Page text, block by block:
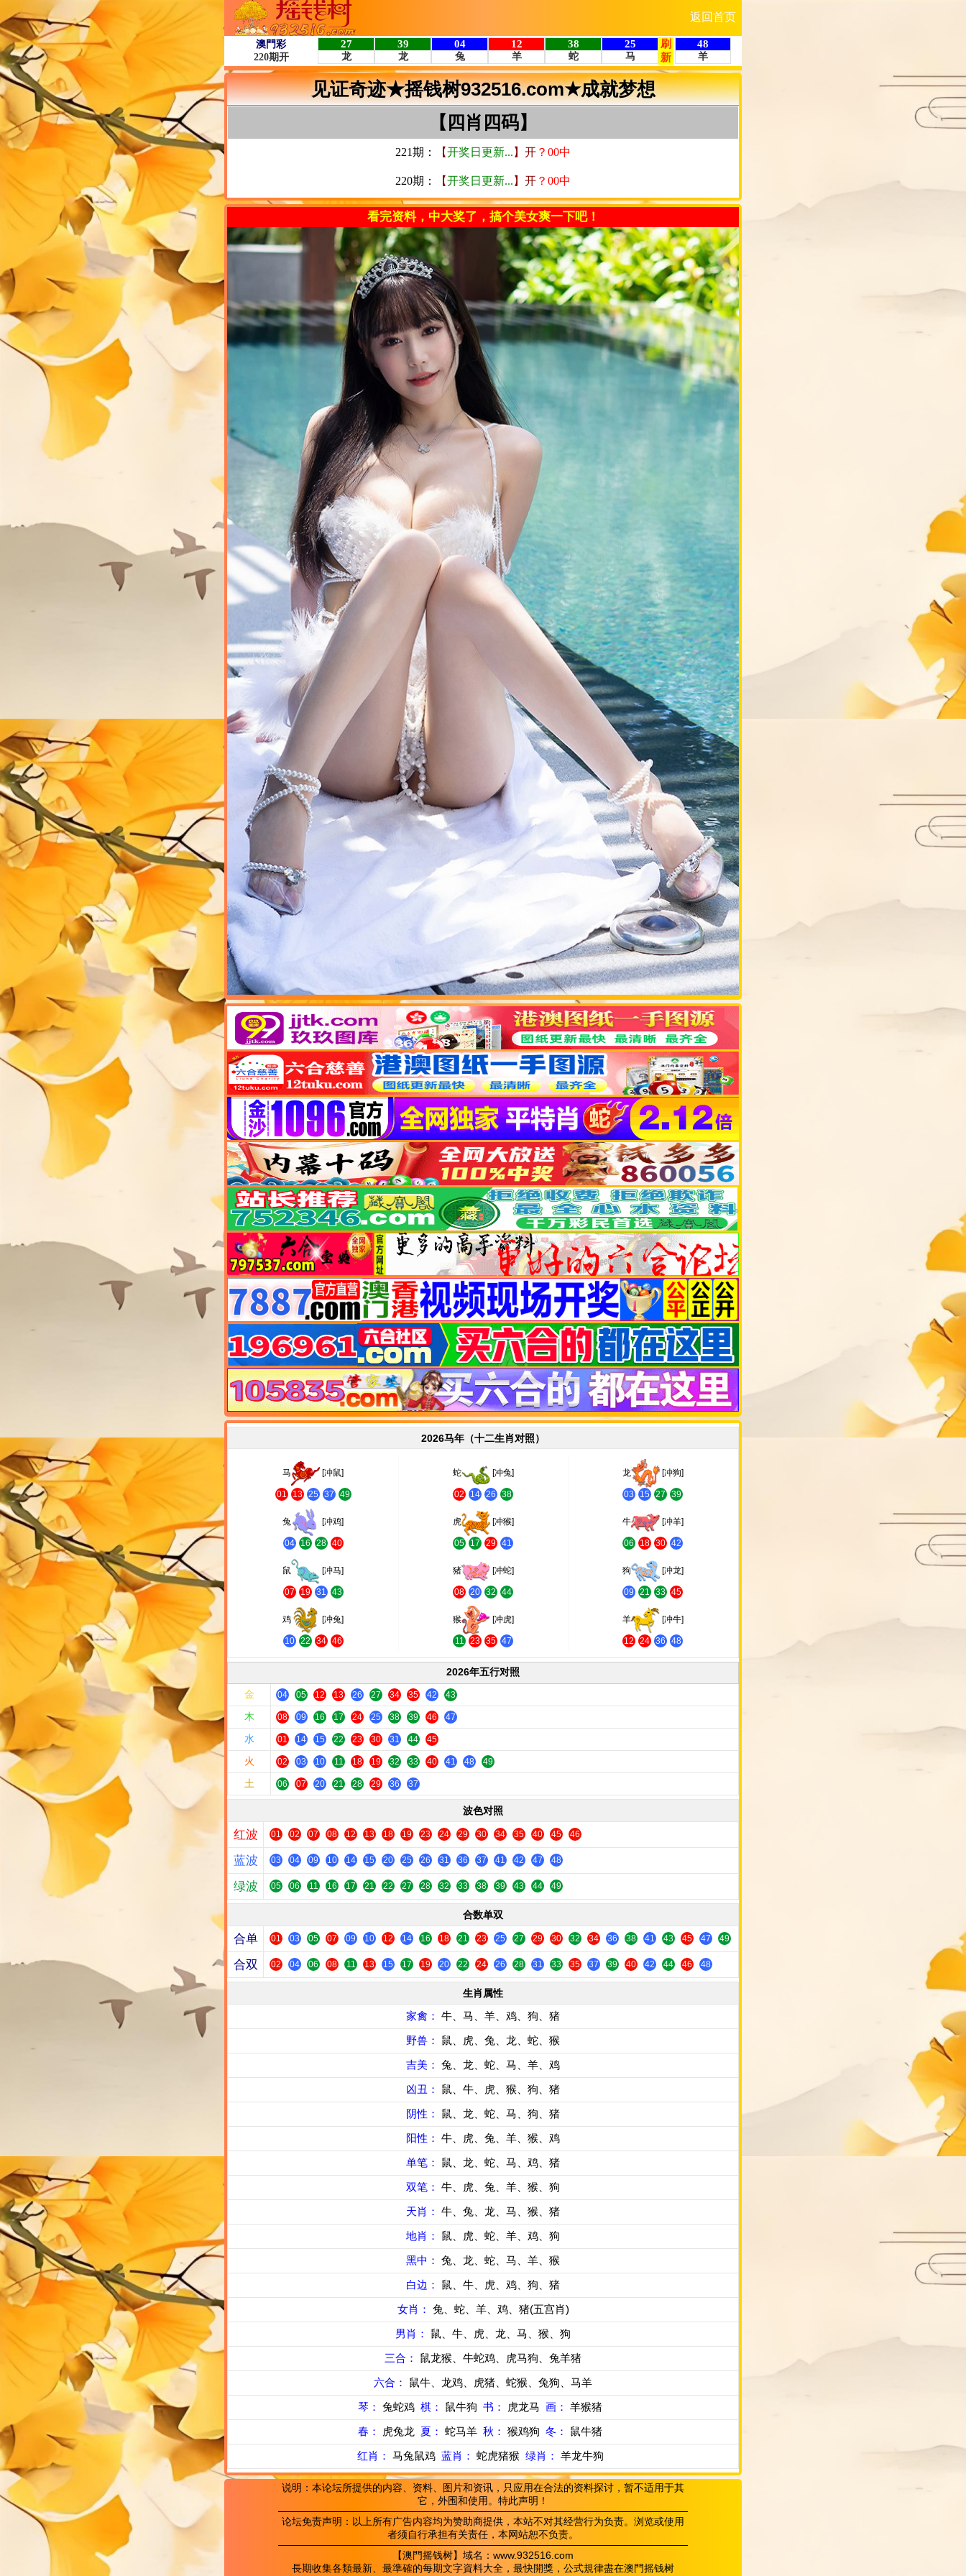
返回首页
见证奇迹★摇钱树932516.com★成就梦想
【四肖四码】
221期 ： 【开奖日更新... 】开 ？00中
220期 ： 【开奖日更新... 】开 ？00中
看完资料，中大奖了，搞个美女爽一下吧！
2026马年（十二生肖对照）
马 [冲鼠]
01 13 25 37 49
蛇 [冲兔]
02 14 26 38
龙 [冲狗]
03 15 27 39
兔 [冲鸡]
04 16 28 40
虎 [冲猴]
05 17 29 41
牛 [冲羊]
06 18 30 42
鼠 [冲马]
07 19 31 43
猪 [冲蛇]
08 20 32 44
狗 [冲龙]
09 21 33 45
鸡 [冲兔]
10 22 34 46
猴 [冲虎]
11 23 35 47
羊 [冲牛]
12 24 36 48
2026年五行对照
金
04 05 12 13 26 27 34 35 42 43
木 08 09 16 17 24 25 38 39 46 47
水 01 14 15 22 23 30 31 44 45
火 02 03 10 11 18 19 32 33 40 41 48 49
土 06 07 20 21 28 29 36 37
波色对照
红波 01 02 07 08 12 13 18 19 23 24 29 30 34 35 40 45 46
蓝波 03 04 09 10 14 15 20 25 26 31 36 37 41 42 47 48
绿波 05 06 11 16 17 21 22 27 28 32 33 38 39 43 44 49
合数单双
合单 01 03 05 07 09 10 12 14 16 18 21 23 25 27 29 30 32 34 36 38 41 43 45 47 49
合双 02 04 06 08 11 13 15 17 19 20 22 24 26 28 31 33 35 37 39 40 42 44 46 48
生肖属性
家禽： 牛、马、羊、鸡、狗、猪
野兽： 鼠、虎、兔、龙、蛇、猴
吉美： 兔、龙、蛇、马、羊、鸡
凶丑： 鼠、牛、虎、猴、狗、猪
阴性： 鼠、龙、蛇、马、狗、猪
阳性： 牛、虎、兔、羊、猴、鸡
单笔： 鼠、龙、蛇、马、鸡、猪
双笔： 牛、虎、兔、羊、猴、狗
天肖： 牛、兔、龙、马、猴、猪
地肖： 鼠、虎、蛇、羊、鸡、狗
黑中： 兔、龙、蛇、马、羊、猴
白边： 鼠、牛、虎、鸡、狗、猪
女肖： 兔、蛇、羊、鸡、猪(五宫肖)
男肖： 鼠、牛、虎、龙、马、猴、狗
三合： 鼠龙猴、牛蛇鸡、虎马狗、兔羊猪
六合： 鼠牛、龙鸡、虎猪、蛇猴、兔狗、马羊
琴： 兔蛇鸡 棋： 鼠牛狗 书： 虎龙马 画： 羊猴猪
春：
虎兔龙 夏： 蛇马羊 秋： 猴鸡狗 冬： 鼠牛猪
红肖： 马兔鼠鸡 蓝肖： 蛇虎猪猴 绿肖： 羊龙牛狗
说明：本论坛所提供的内容、资料、图片和资讯，只应用在合法的资料探讨，暂不适用于其
它，外围和使用。特此声明！
论坛免责声明：以上所有广告内容均为赞助商提供，本站不对其经营行为负责。浏览或使用
者须自行承担有关责任，本网站恕不负责。
【澳門摇钱树】域名：www.932516.com
長期收集各類最新、最準確的每期文字資料大全，最快開獎，公式規律盡在澳門摇钱树